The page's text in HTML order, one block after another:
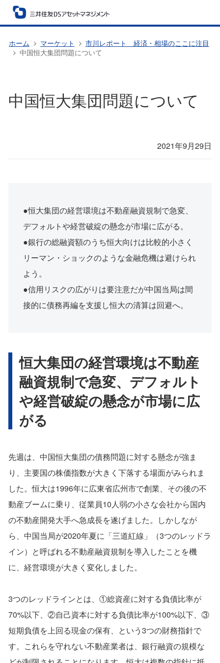
ホーム マーケット
市川レポート 経済・相場のここに注目
中国恒大集団問題について
中国恒大集団問題について
2021年9月29日
●恒大集団の経営環境は不動産融資規制で急変、
デフォルトや経営破綻の懸念が市場に広がる。
●銀行の総融資額のうち恒大向けは比較的小さく
リーマン・ショックのような金融危機は避けられ
よう。
●信用リスクの広がりは要注意だが中国当局は間
接的に債務再編を支援し恒大の清算は回避へ。
恒大集団の経営環境は不動産
融資規制で急変、デフォルト
や経営破綻の懸念が市場に広
がる
先週は、中国恒大集団の債務問題に対する懸念が強ま
り、主要国の株価指数が大きく下落する場面がみられま
した。恒大は1996年に広東省広州市で創業、その後の不
動産ブームに乗り、従業員10人弱の小さな会社から国内
の不動産開発大手へ急成長を遂げました。しかしなが
ら、中国当局が2020年夏に「三道紅線」（3つのレッドラ
イン）と呼ばれる不動産融資規制を導入したことを機
に、経営環境が大きく変化しました。
3つのレッドラインとは、①総資産に対する負債比率が
70%以下、②自己資本に対する負債比率が100%以下、③
短期負債を上回る現金の保有、という3つの財務指針で
す。これらを守れない不動産業者は、銀行融資の規模な